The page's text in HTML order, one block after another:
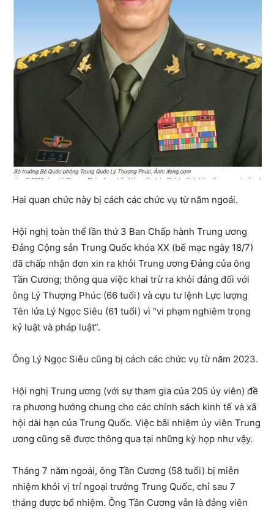
Hai quan chức này bị cách các chức vụ từ năm ngoái.
Hội nghị toàn thể lần thứ 3 Ban Chấp hành Trung ương
Đảng Cộng sản Trung Quốc khóa XX (bế mạc ngày 18/7)
đã chấp nhận đơn xin ra khỏi Trung ương Đảng của ông
Tần Cương; thông qua việc khai trừ ra khỏi đảng đối với
ông Lý Thượng Phúc (66 tuổi) và cựu tư lệnh Lực lượng
Tên lửa Lý Ngọc Siêu (61 tuổi) vì “vi phạm nghiêm trọng
kỷ luật và pháp luật”.
Ông Lý Ngọc Siêu cũng bị cách các chức vụ từ năm 2023.
Hội nghị Trung ương (với sự tham gia của 205 ủy viên) đề
ra phương hướng chung cho các chính sách kinh tế và xã
hội dài hạn của Trung Quốc. Việc bãi nhiệm ủy viên Trung
ương cũng sẽ được thông qua tại những kỳ họp như vậy.
Tháng 7 năm ngoái, ông Tần Cương (58 tuổi) bị miễn
nhiệm khỏi vị trí ngoại trưởng Trung Quốc, chỉ sau 7
tháng được bổ nhiệm. Ông Tần Cương vẫn là đảng viên